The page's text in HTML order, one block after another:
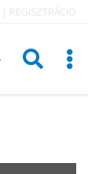
REGISZTRÁCIÓ